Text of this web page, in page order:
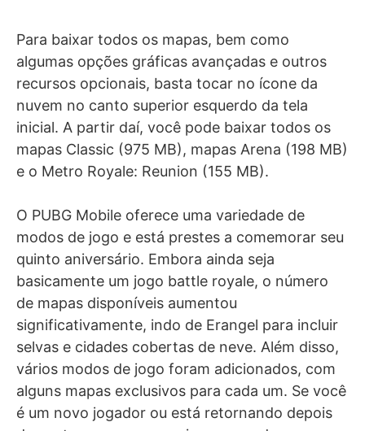
Para baixar todos os mapas, bem como
algumas opções gráficas avançadas e outros
recursos opcionais, basta tocar no ícone da
nuvem no canto superior esquerdo da tela
inicial. A partir daí, você pode baixar todos os
mapas Classic (975 MB), mapas Arena (198 MB)
e o Metro Royale: Reunion (155 MB).
O PUBG Mobile oferece uma variedade de
modos de jogo e está prestes a comemorar seu
quinto aniversário. Embora ainda seja
basicamente um jogo battle royale, o número
de mapas disponíveis aumentou
significativamente, indo de Erangel para incluir
selvas e cidades cobertas de neve. Além disso,
vários modos de jogo foram adicionados, com
alguns mapas exclusivos para cada um. Se você
é um novo jogador ou está retornando depois